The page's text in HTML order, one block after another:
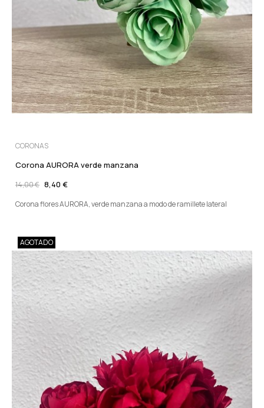
CORONAS
Corona AURORA verde manzana
14,00 € 8,40 €
Corona flores AURORA, verde manzana a modo de ramillete lateral
AGOTADO